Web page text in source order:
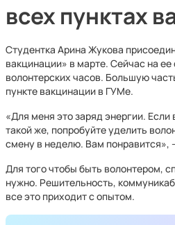
всех пунктах
Студентка Арина Жукова
вакцинации» в марте. Сейчас на
волонтерских часов. Большую
пункте вакцинации в ГУМе.
«Для меня это заряд энергии. Если
такой же, попробуйте уделить
смену в неделю. Вам понравится»,
Для того чтобы быть волонтером,
нужно. Решительность,
все это приходит с опытом.